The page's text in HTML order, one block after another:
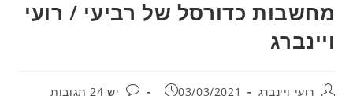
מחשבות כדורסל של רביעי / רועי
ויינברג
מחבר:רועי ויינברג פורסם:
03/03/2021 תגובות:
יש 24 תגובות